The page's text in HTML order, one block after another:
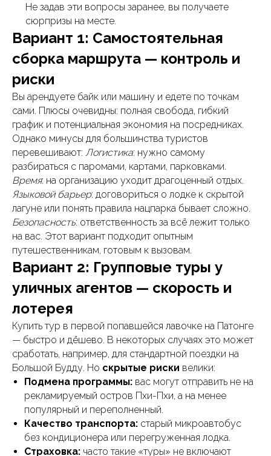
Не задав эти вопросы заранее, вы получаете
сюрпризы на месте.
Вариант 1: Самостоятельная
сборка маршрута — контроль и
риски
Вы арендуете байк или машину и едете по точкам
сами. Плюсы очевидны: полная свобода, гибкий
график и потенциальная экономия на посредниках.
Однако минусы для большинства туристов
перевешивают: Логистика: нужно самому
разбираться с паромами, картами, парковками.
Время: на организацию уходит драгоценный отдых.
Языковой барьер: договориться о лодке к скрытой
лагуне или понять правила нацпарка бывает сложно.
Безопасность: ответственность за всё лежит только
на вас. Этот вариант подходит опытным
путешественникам, готовым к вызовам.
Вариант 2: Групповые туры у
уличных агентов — скорость и
лотерея
Купить тур в первой попавшейся лавочке на Патонге
— быстро и дёшево. В некоторых случаях это может
сработать, например, для стандартной поездки на
Большой Будду. Но скрытые риски велики:
Подмена программы: вас могут отправить не на
рекламируемый остров Пхи-Пхи, а на менее
популярный и переполненный.
Качество транспорта: старый микроавтобус
без кондиционера или перегруженная лодка.
Страховка: часто такие «туры» не включают